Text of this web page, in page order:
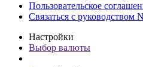
Пользовательское
Связаться с руководством
Настройки
Выбор валюты